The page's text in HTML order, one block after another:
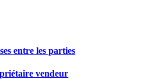
entre les parties
vendeur